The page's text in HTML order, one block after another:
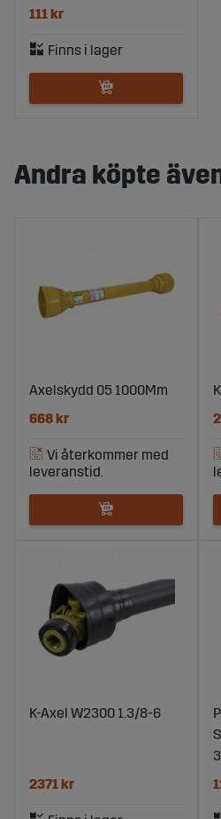
111 kr
Andra köpte
Axelskydd 05 1000Mm
668 kr
K-Axel W2300 1.3/8-6
2371 kr